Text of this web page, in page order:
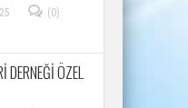
(0)
DERNEĞİ ÖZEL